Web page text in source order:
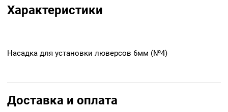
Характеристики
Насадка для установки люверсов 6мм (№4)
Доставка и оплата